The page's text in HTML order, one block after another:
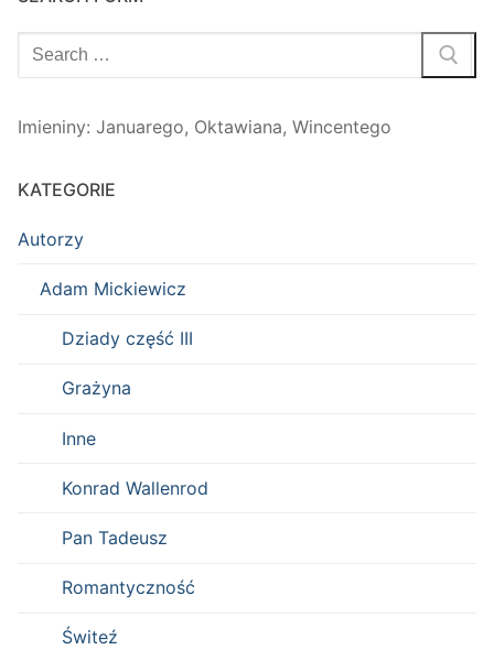
Szukaj:
Imieniny: Januarego, Oktawiana, Wincentego
KATEGORIE
Autorzy
Adam Mickiewicz
Dziady część III
Grażyna
Inne
Konrad Wallenrod
Pan Tadeusz
Romantyczność
Świteź